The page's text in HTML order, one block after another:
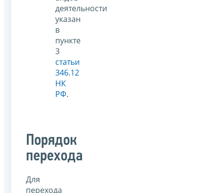
деятельности
указан
в
пункте
3
статьи
346.12
НК
РФ.
Порядок
перехода
Для
перехода